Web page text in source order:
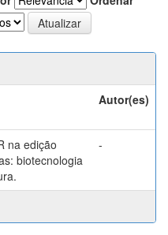
Autor(es)
na edição
biotecnologia
-